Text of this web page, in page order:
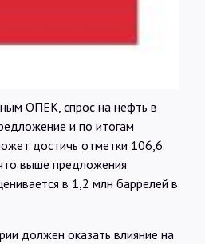
ОПЕК, спрос на нефть в
и по итогам
достичь отметки 106,6
выше предложения
в 1,2 млн баррелей в
должен оказать влияние на